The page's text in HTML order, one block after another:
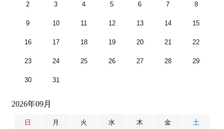
2 3 4 5 6 7 8
9 10 11 12 13 14 15
16 17 18 19 20 21 22
23 24 25 26 27 28 29
30 31
2026年09月
日 月 火 水 木 金 土